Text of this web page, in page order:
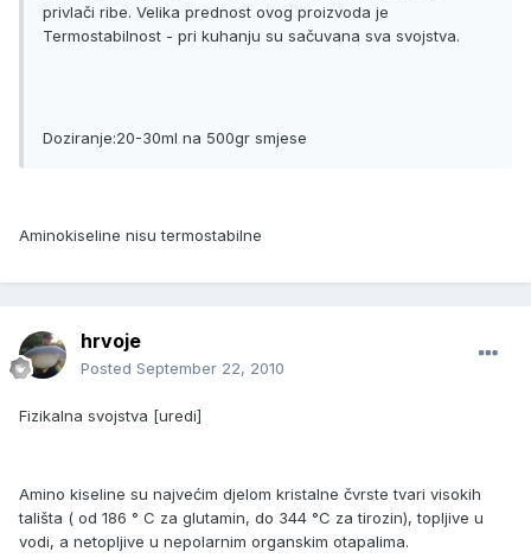
privlači ribe. Velika prednost ovog proizvoda je
Termostabilnost - pri kuhanju su sačuvana sva svojstva.
Doziranje:20-30ml na 500gr smjese
Aminokiseline nisu termostabilne
hrvoje
Posted September 22, 2010
Fizikalna svojstva [uredi]
Amino kiseline su najvećim djelom kristalne čvrste tvari visokih
tališta ( od 186 ° C za glutamin, do 344 °C za tirozin), topljive u
vodi, a netopljive u nepolarnim organskim otapalima.